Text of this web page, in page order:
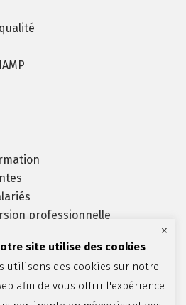
professionnelle
site utilise des cookies
utilisons des cookies sur notre
afin de vous offrir l'expérience
×